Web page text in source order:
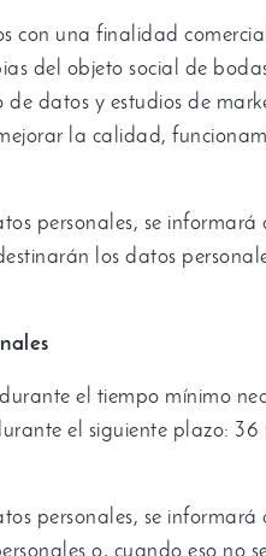
con una finalidad
del objeto social de
de datos y estudios de
la calidad,
personales, se informará
los datos
el tiempo mínimo
el siguiente plazo: 36
personales, se informará